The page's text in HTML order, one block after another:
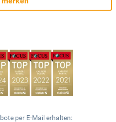
per E-Mail erhalten: